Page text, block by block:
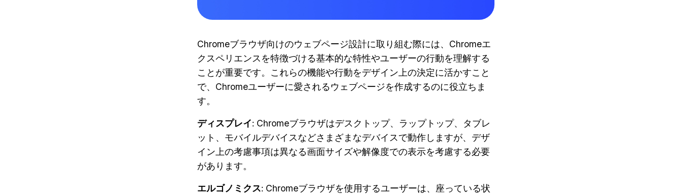
Chromeブラウザ向けのウェブページ設計に取り組む際には、Chromeエ
クスペリエンスを特徴づける基本的な特性やユーザーの行動を理解する
ことが重要です。これらの機能や行動をデザイン上の決定に活かすこと
で、Chromeユーザーに愛されるウェブページを作成するのに役立ちま
す。
ディスプレイ: Chromeブラウザはデスクトップ、ラップトップ、タブレ
ット、モバイルデバイスなどさまざまなデバイスで動作しますが、デザ
イン上の考慮事項は異なる画面サイズや解像度での表示を考慮する必要
があります。
エルゴノミクス: Chromeブラウザを使用するユーザーは、座っている状